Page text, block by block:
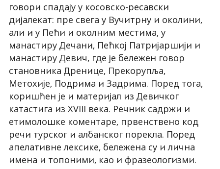
говори спадају у косовско-ресавски
дијалекат: пре свега у Вучитрну и околини,
али и у Пећи и околним местима, у
манастиру Дечани, Пећкој Патријаршији и
манастиру Девич, где је бележен говор
становника Дренице, Прекорупља,
Метохије, Подрима и Задрима. Поред тога,
коришћен је и материјал из Девичког
катастига из XVIII века. Речник садржи и
етимолошке коментаре, првенствено код
речи турског и албанског порекла. Поред
апелативне лексике, бележена су и лична
имена и топоними, као и фразеологизми.